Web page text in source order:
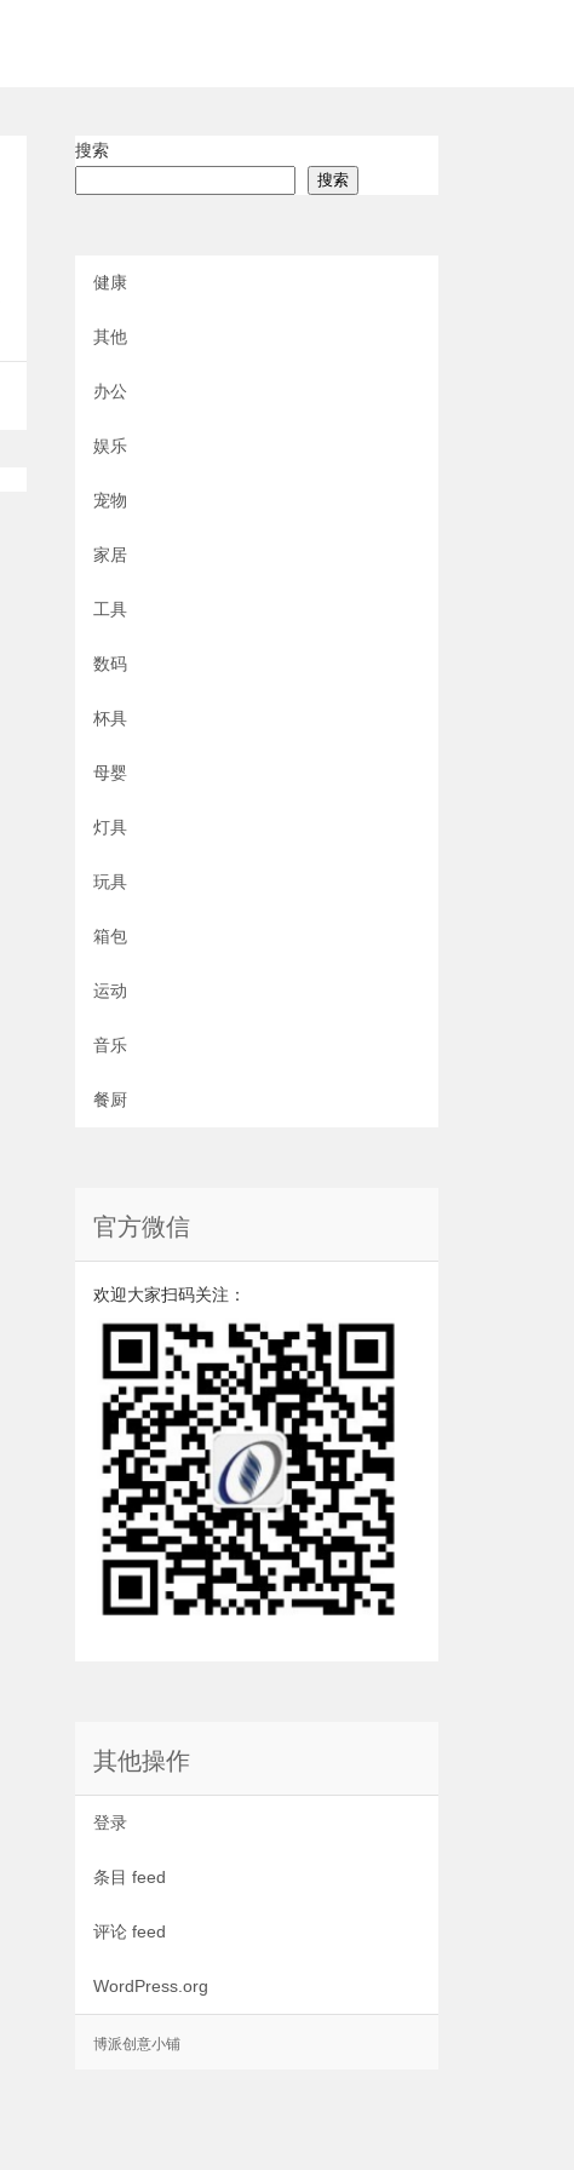
搜索
搜索
健康
其他
办公
娱乐
宠物
家居
工具
数码
杯具
母婴
灯具
玩具
箱包
运动
音乐
餐厨
官方微信
欢迎大家扫码关注：
其他操作
登录
条目 feed
评论 feed
WordPress.org